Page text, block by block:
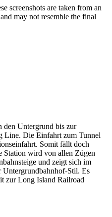
screenshots are taken from an
may not resemble the final
den Untergrund bis zur
Line. Die Einfahrt zum Tunnel
Somit fällt doch
Station wird von allen Zügen
und zeigt sich im
Stil. Es
zur Long Island Railroad